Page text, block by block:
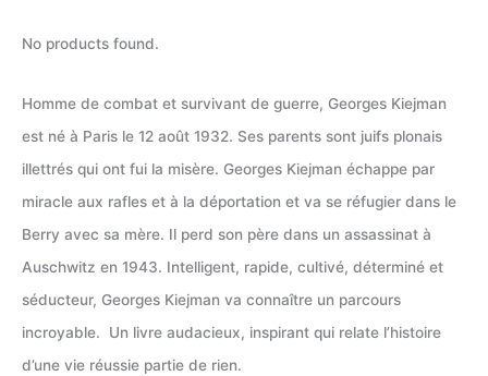
No products found.
Homme de combat et survivant de guerre, Georges Kiejman
est né à Paris le 12 août 1932. Ses parents sont juifs plonais
illettrés qui ont fui la misère. Georges Kiejman échappe par
miracle aux rafles et à la déportation et va se réfugier dans le
Berry avec sa mère. Il perd son père dans un assassinat à
Auschwitz en 1943. Intelligent, rapide, cultivé, déterminé et
séducteur, Georges Kiejman va connaître un parcours
incroyable. Un livre audacieux, inspirant qui relate l’histoire
d’une vie réussie partie de rien.